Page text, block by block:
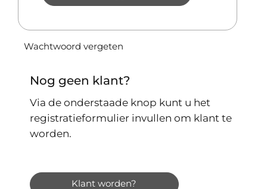
Wachtwoord vergeten
Nog geen klant?
Via de onderstaade knop kunt u het
registratieformulier invullen om klant te
worden.
Klant worden?